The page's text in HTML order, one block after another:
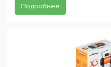
Подробнее